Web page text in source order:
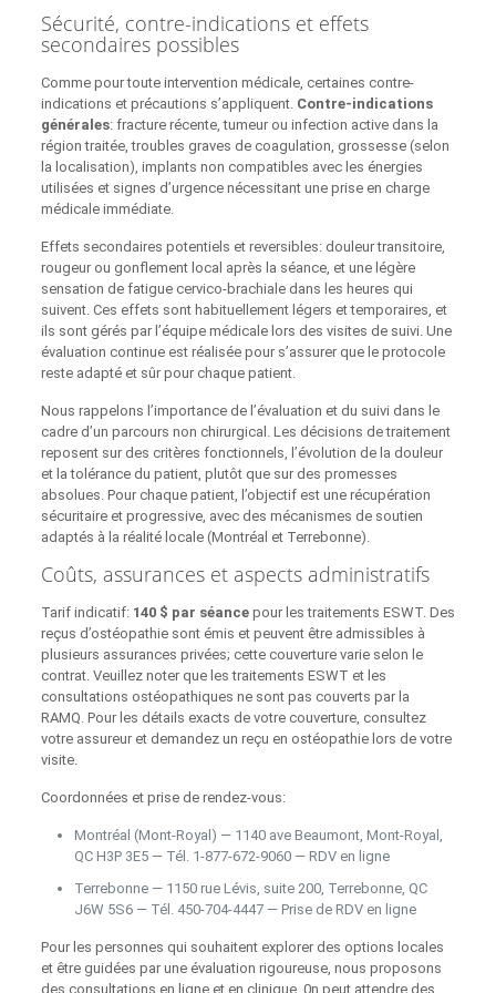
Sécurité, contre-indications et effets
secondaires possibles
Comme pour toute intervention médicale, certaines contre-
indications et précautions s’appliquent. Contre-indications
générales: fracture récente, tumeur ou infection active dans la
région traitée, troubles graves de coagulation, grossesse (selon
la localisation), implants non compatibles avec les énergies
utilisées et signes d’urgence nécessitant une prise en charge
médicale immédiate.
Effets secondaires potentiels et reversibles: douleur transitoire,
rougeur ou gonflement local après la séance, et une légère
sensation de fatigue cervico‑brachiale dans les heures qui
suivent. Ces effets sont habituellement légers et temporaires, et
ils sont gérés par l’équipe médicale lors des visites de suivi. Une
évaluation continue est réalisée pour s’assurer que le protocole
reste adapté et sûr pour chaque patient.
Nous rappelons l’importance de l’évaluation et du suivi dans le
cadre d’un parcours non chirurgical. Les décisions de traitement
reposent sur des critères fonctionnels, l’évolution de la douleur
et la tolérance du patient, plutôt que sur des promesses
absolues. Pour chaque patient, l’objectif est une récupération
sécuritaire et progressive, avec des mécanismes de soutien
adaptés à la réalité locale (Montréal et Terrebonne).
Coûts, assurances et aspects administratifs
Tarif indicatif: 140 $ par séancepour les traitements ESWT. Des
reçus d’ostéopathie sont émis et peuvent être admissibles à
plusieurs assurances privées; cette couverture varie selon le
contrat. Veuillez noter que les traitements ESWT et les
consultations ostéopathiques ne sont pas couverts par la
RAMQ. Pour les détails exacts de votre couverture, consultez
votre assureur et demandez un reçu en ostéopathie lors de votre
visite.
Coordonnées et prise de rendez‑vous:
Montréal (Mont‑Royal) — 1140 ave Beaumont, Mont‑Royal,
QC H3P 3E5 — Tél. 1‑877‑672‑9060 — RDV en ligne
Terrebonne — 1150 rue Lévis, suite 200, Terrebonne, QC
J6W 5S6 — Tél. 450‑704‑4447 — Prise de RDV en ligne
Pour les personnes qui souhaitent explorer des options locales
et être guidées par une évaluation rigoureuse, nous proposons
des consultations en ligne et en clinique. 0n peut attendre des